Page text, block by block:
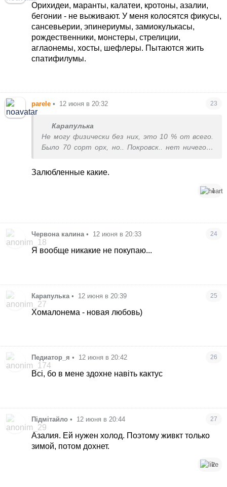
Орихидеи, маранты, калатеи, кротоны, азалии,
бегонии - не выживают. У меня колосятся фикусы,
сансевьерии, эпинериумы, замиокулькасы,
рождественники, монстеры, стрелиции,
аглаонемы, хосты, шефлеры. Пытаются жить
спатифилумы.
parele • 12 июня в 20:32 23
Карапулька
Не могу физически без них, это 10 % от всего.
Было 70 сорт орх, но.. Покровск.. нет ничего((.
(советую)
Залюбленные какие.
1
Червона калина • 12 июня в 20:33 24
Я вообще никакие не покупаю...
Карапулька • 12 июня в 20:39 25
Хомалонема - новая любовь)
Педиатор_я • 12 июня в 20:42 26
Всі, бо в мене здохне навіть кактус
Підмітайло • 12 июня в 20:44 27
Азалия. Ей нужен холод. Поэтому живкт только
зимой, потом дохнет.
2